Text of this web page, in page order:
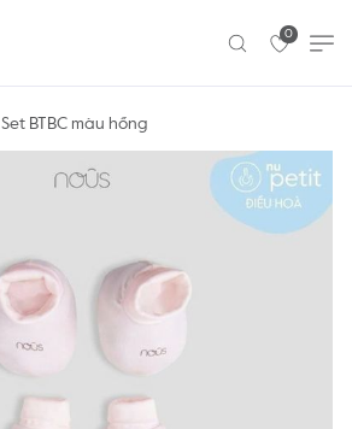
0
Set BTBC màu hồng